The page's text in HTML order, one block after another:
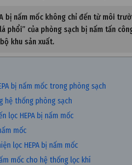
bị nấm mốc không chỉ đến từ môi
phổi” của phòng sạch bị nấm tấn
khu sản xuất.
bị nấm mốc trong phòng sạch
hệ thống phòng sạch
lọc HEPA bị nấm mốc
mốc
lọc HEPA bị nấm mốc
mốc cho hệ thống lọc khí